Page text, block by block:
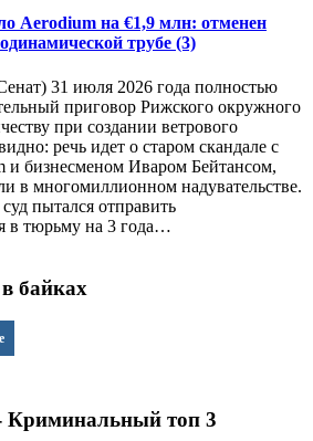
Aerodium на €1,9 млн: отменен
трубе (3)
31 июля 2026 года полностью
приговор Рижского окружного
при создании ветрового
речь идет о старом скандале с
и бизнесменом Иваром Бейтансом,
в многомиллионном надувательстве.
пытался отправить
в тюрьму на 3 года…
байках
Криминальный топ 3